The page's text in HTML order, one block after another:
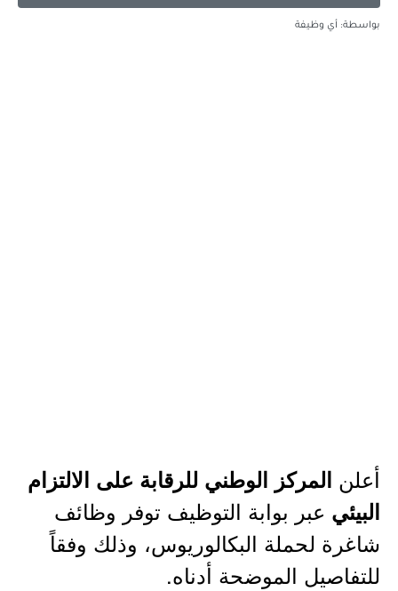
بواسطة: أي وظيفة
أعلن المركز الوطني للرقابة على الالتزام
البيئي عبر بوابة التوظيف توفر وظائف
شاغرة لحملة البكالوريوس، وذلك وفقاً
للتفاصيل الموضحة أدناه.